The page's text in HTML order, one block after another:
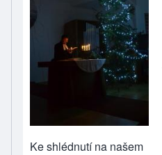
Ke shlédnutína našem